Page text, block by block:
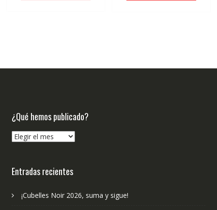
¿Qué hemos publicado?
¿Qué
Entradas recientes
¡Cubelles Noir 2026, suma y sigue!